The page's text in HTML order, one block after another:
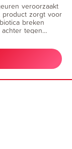
veroorzaakt
product zorgt voor
breken
tegen